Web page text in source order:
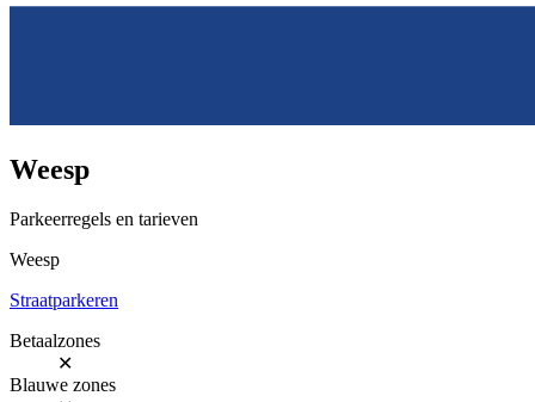
Weesp
Parkeerregels en tarieven
Weesp
Straatparkeren
Betaalzones
✕
Blauwe zones